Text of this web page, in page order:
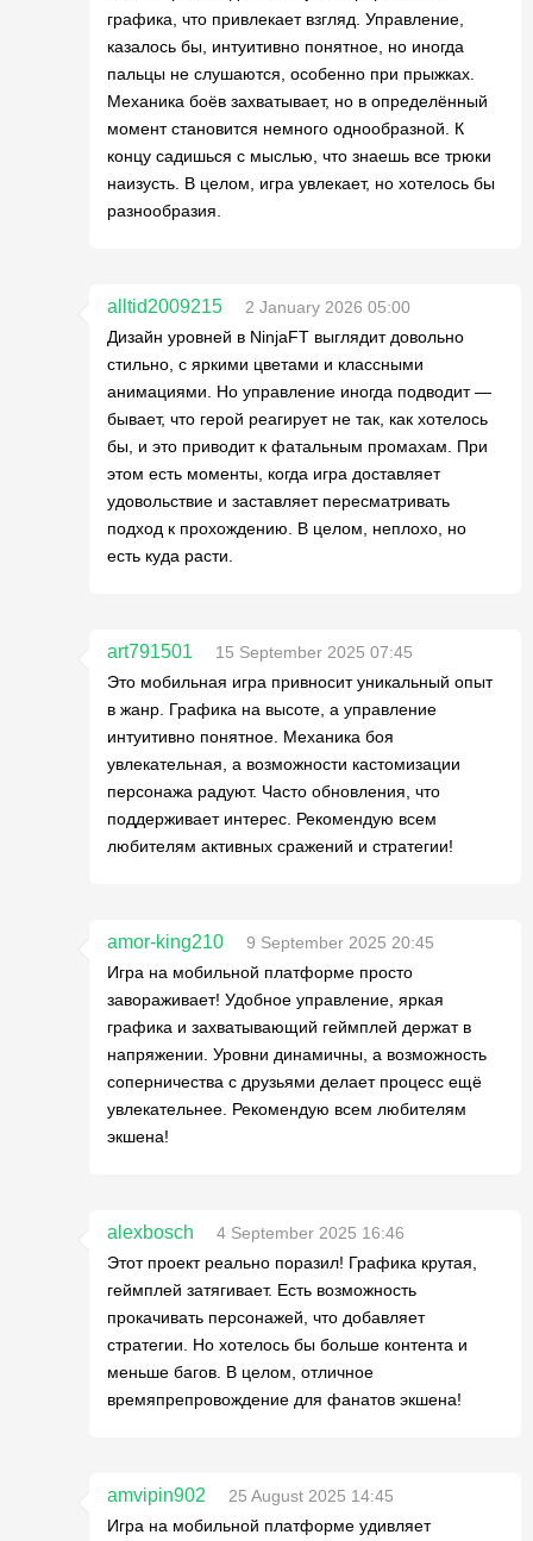
графика, что привлекает взгляд. Управление,
казалось бы, интуитивно понятное, но иногда
пальцы не слушаются, особенно при прыжках.
Механика боёв захватывает, но в определённый
момент становится немного однообразной. К
концу садишься с мыслью, что знаешь все трюки
наизусть. В целом, игра увлекает, но хотелось бы
разнообразия.
alltid2009215
2 January 2026 05:00
Дизайн уровней в NinjaFT выглядит довольно
стильно, с яркими цветами и классными
анимациями. Но управление иногда подводит —
бывает, что герой реагирует не так, как хотелось
бы, и это приводит к фатальным промахам. При
этом есть моменты, когда игра доставляет
удовольствие и заставляет пересматривать
подход к прохождению. В целом, неплохо, но
есть куда расти.
art791501
15 September 2025 07:45
Это мобильная игра привносит уникальный опыт
в жанр. Графика на высоте, а управление
интуитивно понятное. Механика боя
увлекательная, а возможности кастомизации
персонажа радуют. Часто обновления, что
поддерживает интерес. Рекомендую всем
любителям активных сражений и стратегии!
amor-king210
9 September 2025 20:45
Игра на мобильной платформе просто
завораживает! Удобное управление, яркая
графика и захватывающий геймплей держат в
напряжении. Уровни динамичны, а возможность
соперничества с друзьями делает процесс ещё
увлекательнее. Рекомендую всем любителям
экшена!
alexbosch
4 September 2025 16:46
Этот проект реально поразил! Графика крутая,
геймплей затягивает. Есть возможность
прокачивать персонажей, что добавляет
стратегии. Но хотелось бы больше контента и
меньше багов. В целом, отличное
времяпрепровождение для фанатов экшена!
amvipin902
25 August 2025 14:45
Игра на мобильной платформе удивляет